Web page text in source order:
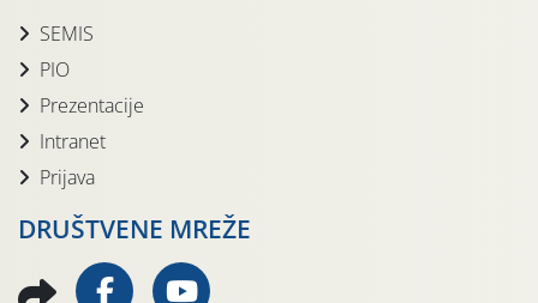
SEMIS
PIO
Prezentacije
Intranet
Prijava
DRUŠTVENE MREŽE